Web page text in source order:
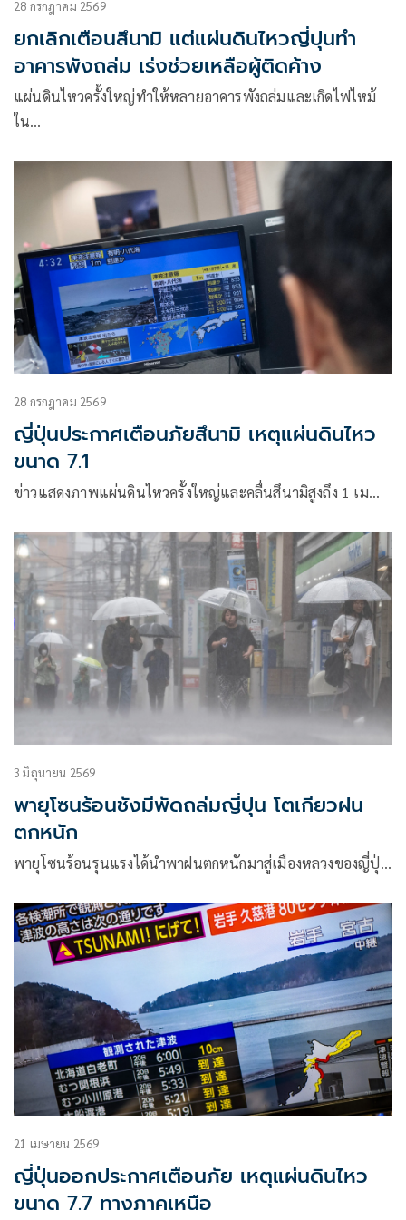
28 กรกฎาคม 2569
ยกเลิกเตือนสึนามิ แต่แผ่นดินไหวญี่ปุนทำ
อาคารพังถล่ม เร่งช่วยเหลือผู้ติดค้าง
แผ่นดินไหวครั้งใหญ่ทำให้หลายอาคารพังถล่มและเกิดไฟไหม้
ใน…
28 กรกฎาคม 2569
ญี่ปุ่นประกาศเตือนภัยสึนามิ เหตุแผ่นดินไหว
ขนาด 7.1
ข่าวแสดงภาพแผ่นดินไหวครั้งใหญ่และคลื่นสึนามิสูงถึง 1 เม…
3 มิถุนายน 2569
พายุโซนร้อนชังมีพัดถล่มญี่ปุน โตเกียวฝน
ตกหนัก
พายุโซนร้อนรุนแรงได้นำพาฝนตกหนักมาสู่เมืองหลวงของญี่ปุ่…
21 เมษายน 2569
ญี่ปุ่นออกประกาศเตือนภัย เหตุแผ่นดินไหว
ขนาด 7.7 ทางภาคเหนือ